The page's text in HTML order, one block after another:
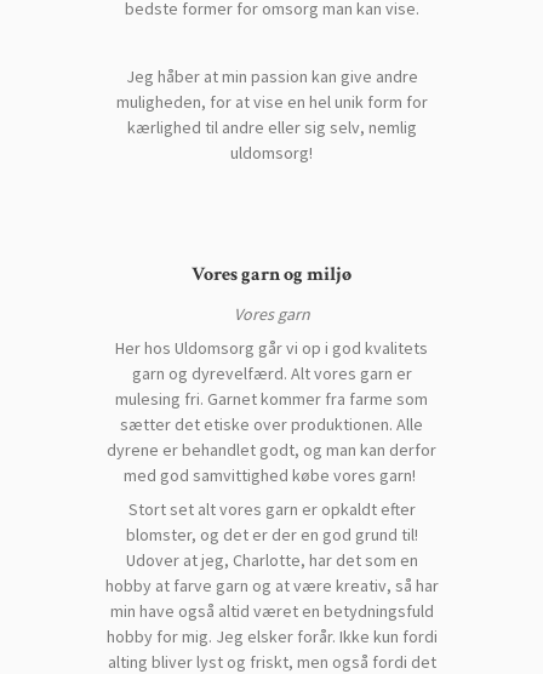
bedste former for omsorg man kan vise.
Jeg håber at min passion kan give andre
muligheden, for at vise en hel unik form for
kærlighed til andre eller sig selv, nemlig
uldomsorg!
Vores garn og miljø
Vores garn
Her hos Uldomsorg går vi op i god kvalitets
garn og dyrevelfærd. Alt vores garn er
mulesing fri. Garnet kommer fra farme som
sætter det etiske over produktionen. Alle
dyrene er behandlet godt, og man kan derfor
med god samvittighed købe vores garn!
Stort set alt vores garn er opkaldt efter
blomster, og det er der en god grund til!
Udover at jeg, Charlotte, har det som en
hobby at farve garn og at være kreativ, så har
min have også altid været en betydningsfuld
hobby for mig. Jeg elsker forår. Ikke kun fordi
alting bliver lyst og friskt, men også fordi det